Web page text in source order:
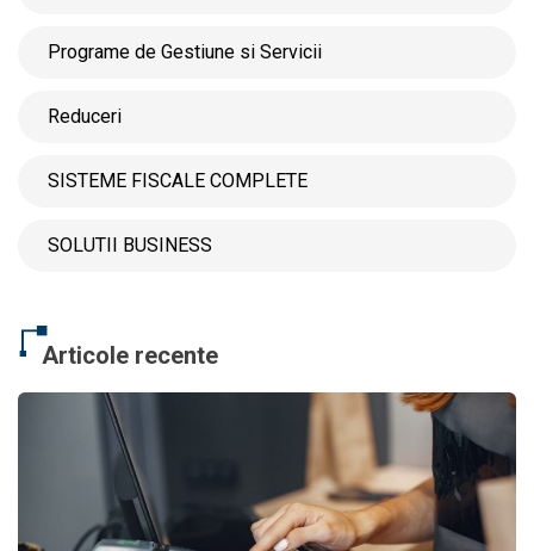
Programe de Gestiune si Servicii
Reduceri
SISTEME FISCALE COMPLETE
SOLUTII BUSINESS
Articole recente